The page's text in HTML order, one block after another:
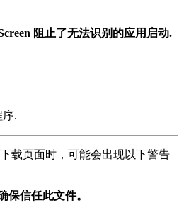
阻止了无法识别的应用启动.
.
载页面时，可能会出现以下警告
保信任此文件。